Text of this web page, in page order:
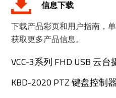
信息下载
下载产品彩页和用户指南，
获取更多产品信息。
VCC-3系列 FHD USB 云
KBD-2020 PTZ 键盘控制